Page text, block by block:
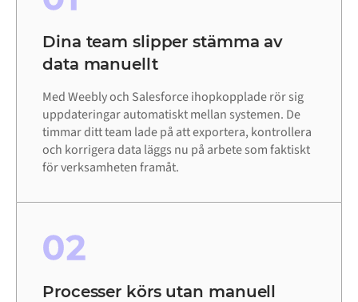
Dina team slipper stämma av
data manuellt
Med Weebly och Salesforce ihopkopplade rör sig
uppdateringar automatiskt mellan systemen. De
timmar ditt team lade på att exportera, kontrollera
och korrigera data läggs nu på arbete som faktiskt
för verksamheten framåt.
02
Processer körs utan manuell